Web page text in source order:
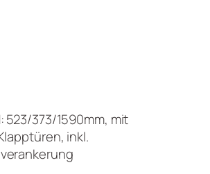
523/373/1590mm, mit
inkl.